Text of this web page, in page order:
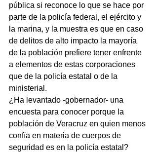
pública si reconoce lo que se hace por
parte de la policía federal, el ejército y
la marina, y la muestra es que en caso
de delitos de alto impacto la mayoría
de la población prefiere tener enfrente
a elementos de estas corporaciones
que de la policía estatal o de la
ministerial.
¿Ha levantado -gobernador- una
encuesta para conocer porque la
población de Veracruz en quien menos
confía en materia de cuerpos de
seguridad es en la policía estatal?